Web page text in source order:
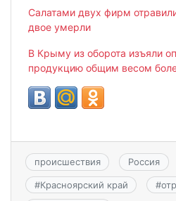
Салатами двух фирм
двое умерли
В Крыму из оборота изъяли
продукцию общим весом
происшествия Россия
#Красноярский край #